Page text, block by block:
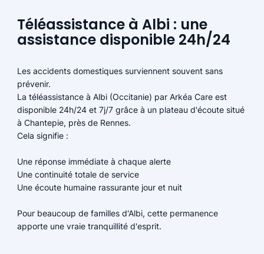
Téléassistance à Albi : une
assistance disponible 24h/24
Les accidents domestiques surviennent souvent sans
prévenir.
La téléassistance à Albi (Occitanie) par Arkéa Care est
disponible 24h/24 et 7j/7 grâce à un plateau d'écoute situé
à Chantepie, près de Rennes.
Cela signifie :
Une réponse immédiate à chaque alerte
Une continuité totale de service
Une écoute humaine rassurante jour et nuit
Pour beaucoup de familles d'Albi, cette permanence
apporte une vraie tranquillité d'esprit.